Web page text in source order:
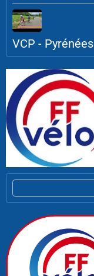
VCP - Pyrénées